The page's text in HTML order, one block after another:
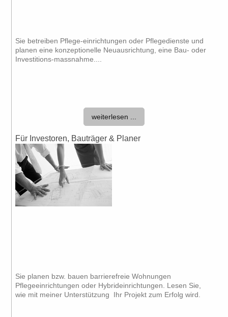
Sie betreiben Pflege-einrichtungen oder Pflegedienste und
planen eine konzeptionelle Neuausrichtung, eine Bau- oder
Investitions-massnahme....
weiterlesen ...
Für Investoren, Bauträger & Planer
Sie planen bzw. bauen barrierefreie Wohnungen
Pflegeeinrichtungen oder Hybrideinrichtungen. Lesen Sie,
wie mit meiner Unterstützung Ihr Projekt zum Erfolg wird.